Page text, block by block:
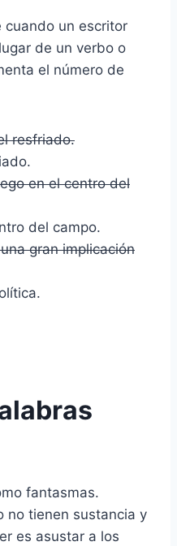
cuando un escritor
de un verbo o
el número de
resfriado.
en el centro del
del campo.
gran implicación
fantasmas.
no tienen sustancia y
es asustar a los